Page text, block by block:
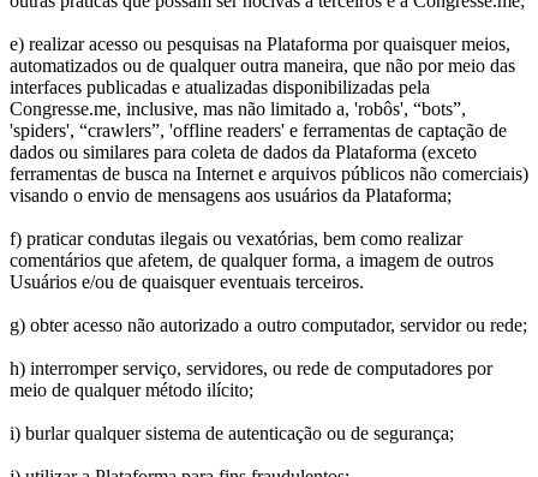
e) realizar acesso ou pesquisas na Plataforma por quaisquer meios,
automatizados ou de qualquer outra maneira, que não por meio das
interfaces publicadas e atualizadas disponibilizadas pela
Congresse.me, inclusive, mas não limitado a, 'robôs', “bots”,
'spiders', “crawlers”, 'offline readers' e ferramentas de captação de
dados ou similares para coleta de dados da Plataforma (exceto
ferramentas de busca na Internet e arquivos públicos não comerciais)
visando o envio de mensagens aos usuários da Plataforma;
f) praticar condutas ilegais ou vexatórias, bem como realizar
comentários que afetem, de qualquer forma, a imagem de outros
Usuários e/ou de quaisquer eventuais terceiros.
g) obter acesso não autorizado a outro computador, servidor ou rede;
h) interromper serviço, servidores, ou rede de computadores por
meio de qualquer método ilícito;
i) burlar qualquer sistema de autenticação ou de segurança;